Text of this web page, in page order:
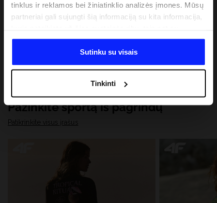
tinklus ir reklamos bei žiniatinklio analizės įmones. Mūsų
partneriai gali sujungti šią informaciją su kita informacija,
duomenimis, kuriuos jie gauna, kai naudojatės jų
paslaugomis. Gavus Jūsų leidimą, mes galime perduoti
Jūsų asmeninę informaciją savo partneriams, siekdami
analitinius tyrimus, pritaikyti turinį ir tobulinti mūsų
partnerių siūlomus sprendimus (pvz., socialinius tinklus).
Išsamią informaciją rasite mūsų Privatumo politikoje ir
skiltyje „Išsami informacija“.
Sutinku su visais
Tinkinti
Pažinkite sportą iš pagrindų
Patikrinkite visus įrašus